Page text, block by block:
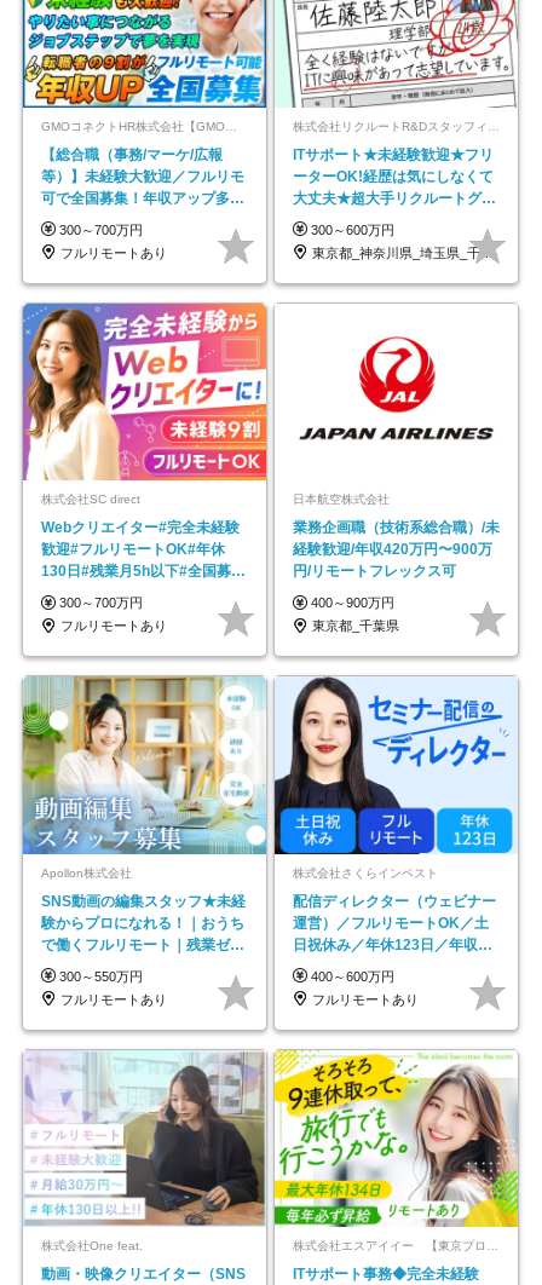
GMOコネクトHR株式会社【GMOインターネットグループ】
【総合職（事務/マーケ/広報
等）】未経験大歓迎／フルリモ
可で全国募集！年収アップ多数
★年休最大130日★
300～700万円
フルリモートあり
ITサポート★未経験歓迎★フリ
ーターOK!経歴は気にしなくて
大丈夫★超大手リクルートグル
ープの正社員/sg
300～600万円
東京都_神奈川県_埼玉県_千葉県_大阪府…
株式会社SC direct
Webクリエイター#完全未経験
歓迎#フルリモートOK#年休
130日#残業月5h以下#全国募集
#最大1年の研修
300～700万円
フルリモートあり
日本航空株式会社
業務企画職（技術系総合職）/未
経験歓迎/年収420万円〜900万
円/リモートフレックス可
400～900万円
東京都_千葉県
Apollon株式会社
SNS動画の編集スタッフ★未経
験からプロになれる！｜おうち
で働くフルリモート｜残業ゼロ
で18時退勤◎
300～550万円
フルリモートあり
株式会社さくらインベスト
配信ディレクター（ウェビナー
運営）／フルリモートOK／土
日祝休み／年休123日／年収
600万円可
400～600万円
フルリモートあり
株式会社One feat.
動画・映像クリエイター（SNS
ITサポート事務◆完全未経験